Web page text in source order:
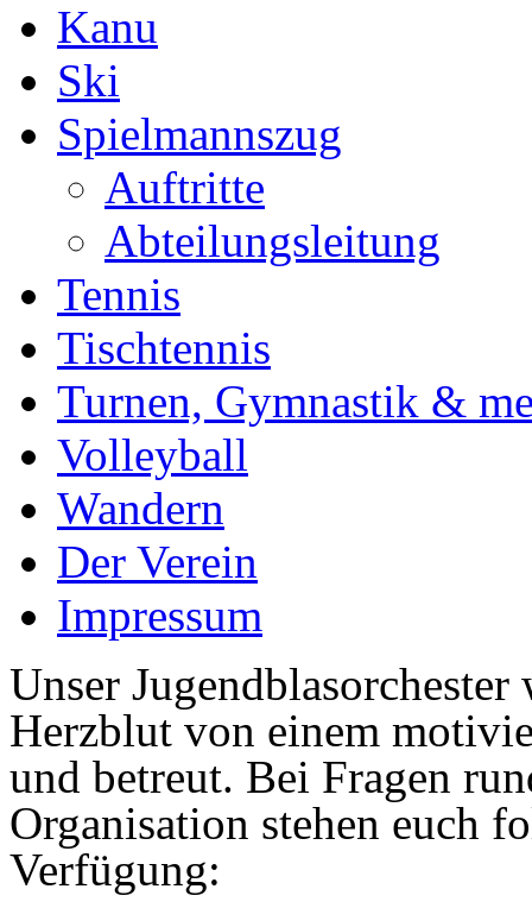
Kanu
Ski
Spielmannszug
Auftritte
Abteilungsleitung
Tennis
Tischtennis
Turnen, Gymnastik &
Volleyball
Wandern
Der Verein
Impressum
Unser
Herzblut von einem
und betreut. Bei Fragen
Organisation stehen euch
Verfügung: